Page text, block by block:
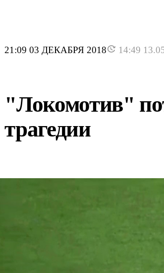
21:09 03 ДЕКАБРЯ 2018 14:49
"Локомотив"
трагедии